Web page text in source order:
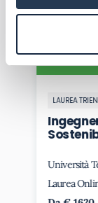
LAUREA
Università
Laurea